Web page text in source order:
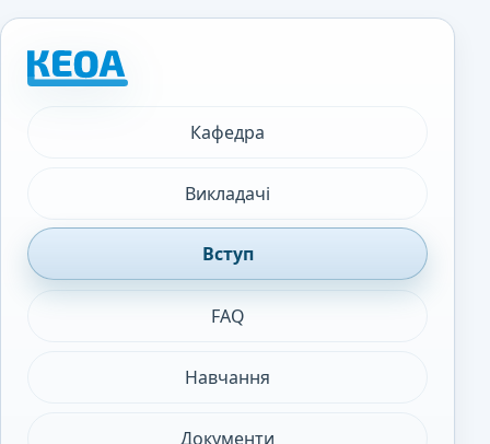
Кафедра
Викладачі
Вступ
FAQ
Навчання
Документи